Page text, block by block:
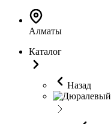
Алматы
Каталог
Назад